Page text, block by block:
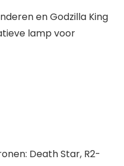
en Godzilla King
lamp voor
Death Star, R2-